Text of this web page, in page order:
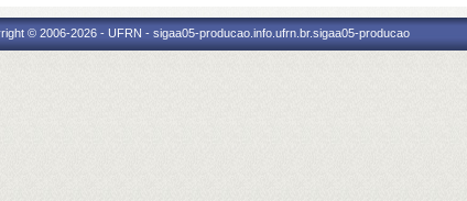
© 2006-2026 - UFRN - sigaa05-producao.info.ufrn.br.sigaa05-producao